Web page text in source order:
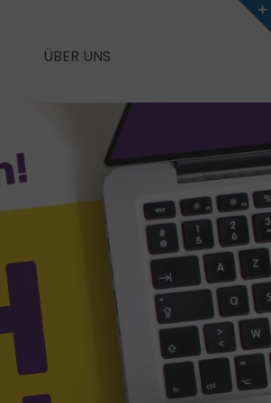
Self-Leadership
Meine Motive & ich
Für mehr Motivation und Zufriedenheit
Coaching
Souverän im Stress
Zeit- & Selbstmanagement
ÜBER UNS